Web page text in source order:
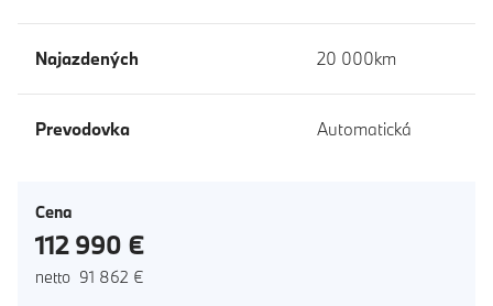
Najazdených 20 000km
Prevodovka Automatická
Cena
112 990 €
netto 91 862 €